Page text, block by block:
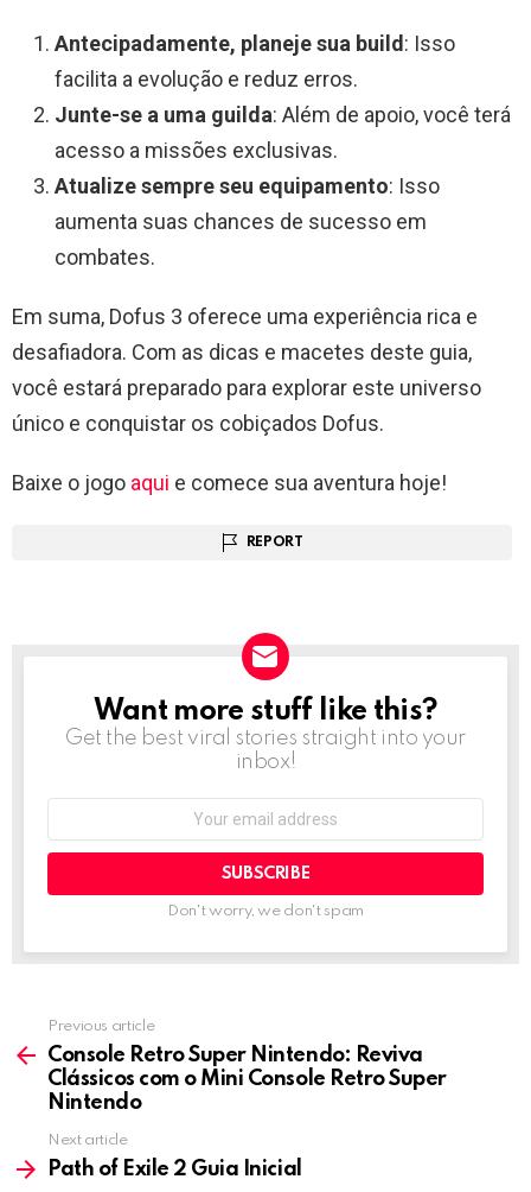
Antecipadamente, planeje sua build : Isso
facilita a evolução e reduz erros.
Junte-se a uma guilda: Além de apoio, você terá
acesso a missões exclusivas.
Atualize sempre seu equipamento: Isso
aumenta suas chances de sucesso em
combates.
Em suma, Dofus 3 oferece uma experiência rica e
desafiadora. Com as dicas e macetes deste guia,
você estará preparado para explorar este universo
único e conquistar os cobiçados Dofus.
Baixe o jogo aqui e comece sua aventura hoje!
REPORT
NEWSLETTER
Want more stuff like this?
Get the best viral stories straight into your
inbox!
Don't worry, we don't spam
more
Previous article
Console Retro Super Nintendo: Reviva
Clássicos com o Mini Console Retro Super
Nintendo
Next article
Path of Exile 2 Guia Inicial